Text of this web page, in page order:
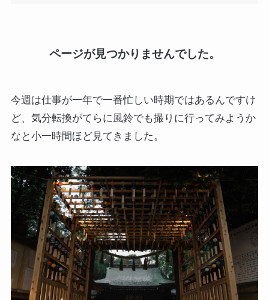
今週は仕事が一年で一番忙しい時期ではあるんですけ
ど、気分転換がてらに風鈴でも撮りに行ってみようか
なと小一時間ほど見てきました。